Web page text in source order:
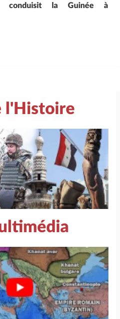
conduisit la Guinée à
l'Histoire